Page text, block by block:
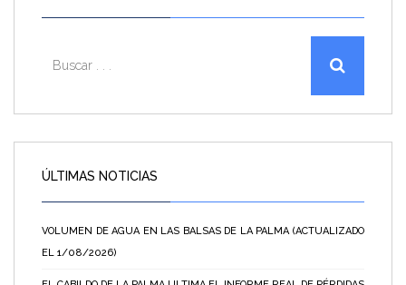
ÚLTIMAS NOTICIAS
VOLUMEN DE AGUA EN LAS BALSAS DE LA PALMA (ACTUALIZADO
EL 1/08/2026)